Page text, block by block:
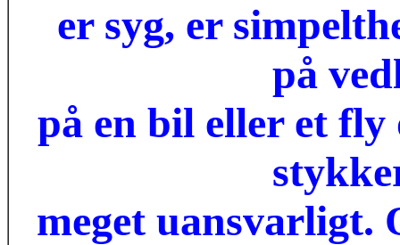
er syg, er
på
på en bil eller et
meget uansvarligt.